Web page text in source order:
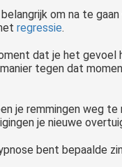
om na te
regressie.
dat je het gevoel
tegen dat
je remmingen weg
je nieuwe
bent bepaalde